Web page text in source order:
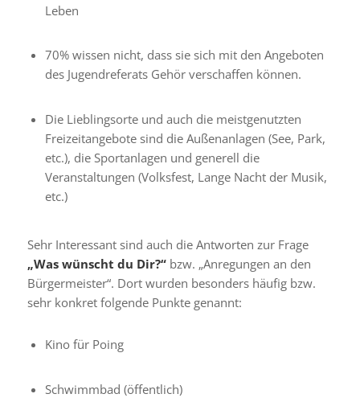
Leben
70% wissen nicht, dass sie sich mit den Angeboten
des Jugendreferats Gehör verschaffen können.
Die Lieblingsorte und auch die meistgenutzten
Freizeitangebote sind die Außenanlagen (See, Park,
etc.), die Sportanlagen und generell die
Veranstaltungen (Volksfest, Lange Nacht der Musik,
etc.)
Sehr Interessant sind auch die Antworten zur Frage
„Was wünscht du Dir?“ bzw. „Anregungen an den
Bürgermeister“. Dort wurden besonders häufig bzw.
sehr konkret folgende Punkte genannt:
Kino für Poing
Schwimmbad (öffentlich)